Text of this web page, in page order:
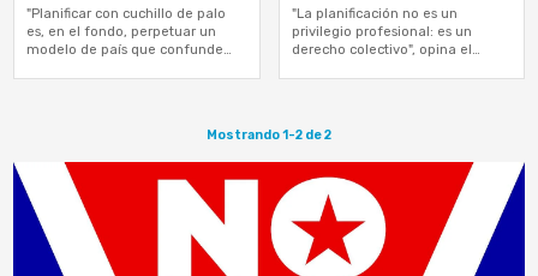
"Planificar con cuchillo de palo
es, en el fondo, perpetuar un
modelo de país que confunde
"La planificación no es un
privilegio profesional: es un
derecho colectivo", opina el
Mostrando 1-2 de 2